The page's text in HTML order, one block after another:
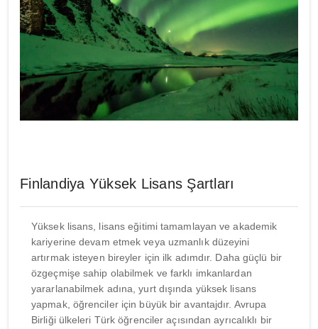
Finlandiya Yüksek Lisans Şartları
Yüksek lisans, lisans eğitimi tamamlayan ve akademik
kariyerine devam etmek veya uzmanlık düzeyini
artırmak isteyen bireyler için ilk adımdır. Daha güçlü bir
özgeçmişe sahip olabilmek ve farklı imkanlardan
yararlanabilmek adına, yurt dışında yüksek lisans
yapmak, öğrenciler için büyük bir avantajdır. Avrupa
Birliği ülkeleri Türk öğrenciler açısından ayrıcalıklı bir